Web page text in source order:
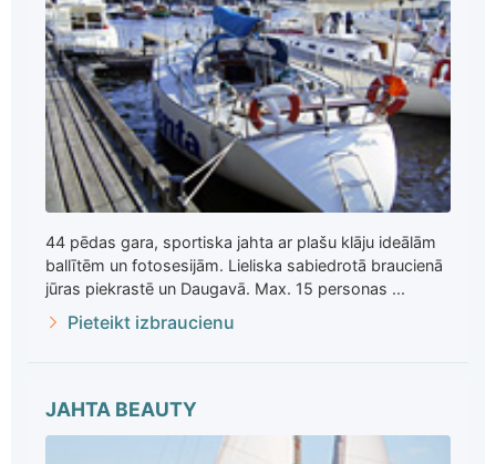
44 pēdas gara, sportiska jahta ar plašu klāju ideālām
ballītēm un fotosesijām. Lieliska sabiedrotā braucienā
jūras piekrastē un Daugavā. Max. 15 personas ...
Pieteikt izbraucienu
JAHTA BEAUTY